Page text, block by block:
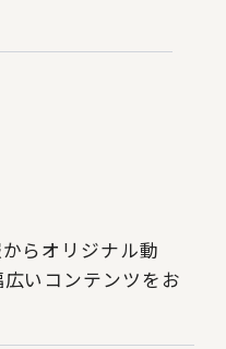
らオリジナル動
いコンテンツをお